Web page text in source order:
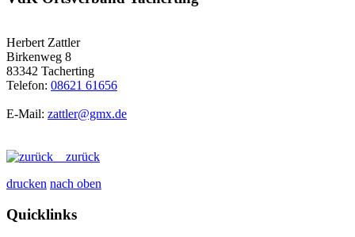
Herbert Zattler
Birkenweg 8
83342 Tacherting
Telefon: 08621 61656
E-Mail: zattler@gmx.de
zurück
drucken nach oben
Quicklinks